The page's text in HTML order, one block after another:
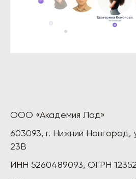
ООО «Академия Лад»
603093, г. Нижний Новгород,
23В
ИНН 5260489093, ОГРН